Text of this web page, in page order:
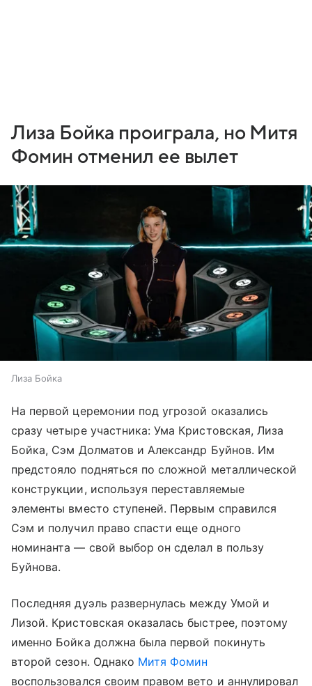
Лиза Бойка проиграла, но Митя
Фомин отменил ее вылет
Лиза Бойка
На первой церемонии под угрозой оказались
сразу четыре участника: Ума Кристовская, Лиза
Бойка, Сэм Долматов и Александр Буйнов. Им
предстояло подняться по сложной металлической
конструкции, используя переставляемые
элементы вместо ступеней. Первым справился
Сэм и получил право спасти еще одного
номинанта — свой выбор он сделал в пользу
Буйнова.
Последняя дуэль развернулась между Умой и
Лизой. Кристовская оказалась быстрее, поэтому
именно Бойка должна была первой покинуть
второй сезон. Однако Митя Фомин
воспользовался своим правом вето и аннулировал